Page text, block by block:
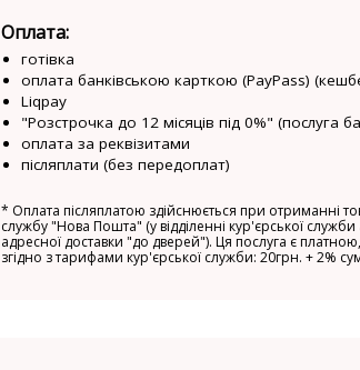
Оплата:
готівка
оплата банківською карткою (PayPass)
Liqpay
"Розстрочка до 12 місяців під 0%" (послуга
оплата за реквізитами
післяплати (без передоплат)
* Оплата післяплатою здійснюється при отриманні
службу "Нова Пошта" (у відділенні кур'єрської служби
адресної доставки "до дверей"). Ця послуга є платною,
згідно з тарифами кур'єрської служби: 20грн. + 2%